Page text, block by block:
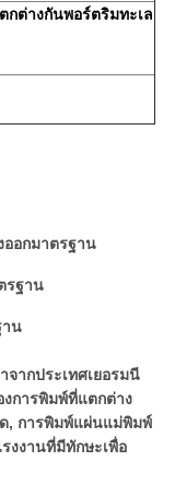
กต่างกันพอร์ตริมทะเล
ออกมาตรฐาน
รฐาน
าน
จากประเทศเยอรมนี
งการพิมพ์ที่แตกต่าง
, การพิมพ์แผ่นแม่พิมพ์
งงานที่มีทักษะเพื่อ